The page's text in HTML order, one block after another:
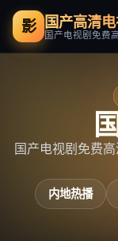
影 国产高清
国产电视剧免费
国产电视剧免费
内地热播